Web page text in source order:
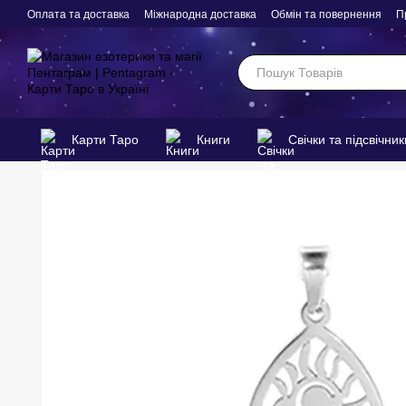
Перейти до основного контенту
Оплата та доставка Міжнародна доставка Обмін та повернення
Карти Таро Книги Свічки та